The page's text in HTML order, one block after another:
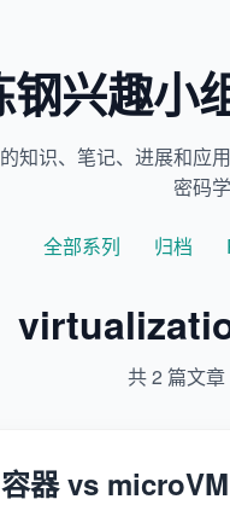
钢兴趣小
知识、笔记、进展和应
密码学
全部系列 归档
共 2 篇文章
容器 vs